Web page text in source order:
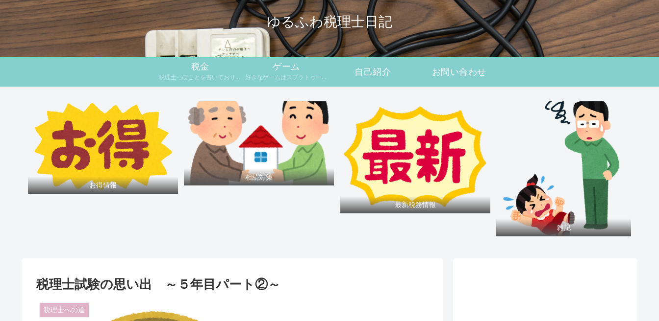
ゆるふわ税理士日記
税金
税理士っぽことを書いておりま
す。
ゲーム
好きなゲームはスプラトゥーン
です。
自己紹介 お問い合わせ
お得情報
相続対策
最新税務情報
雑記
税理士試験の思い出 ～５年目パート②～
税理士への道